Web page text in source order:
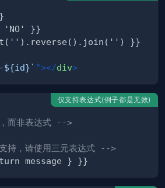
"></div>
仅支持表达式(例子都是无效)
而非表达式 -->
持，请使用三元表达式 -->